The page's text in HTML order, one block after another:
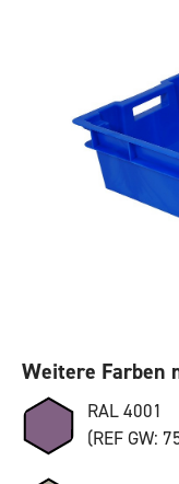
Weitere Farben
RAL 4001
(REF GW: